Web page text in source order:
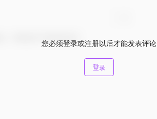
您必须登录或注册以后才能发表评论
登录